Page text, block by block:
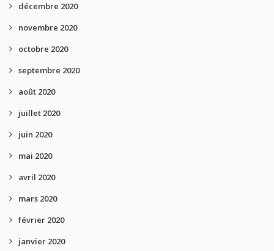
décembre 2020
novembre 2020
octobre 2020
septembre 2020
août 2020
juillet 2020
juin 2020
mai 2020
avril 2020
mars 2020
février 2020
janvier 2020